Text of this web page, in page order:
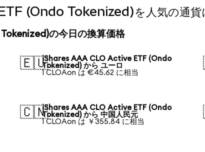
(Ondo Tokenized)を人気の通貨
の今日の換算価格
🇪🇺iShares AAA CLO Active ETF (Ondo
Tokenized) から ユーロ
1 CLOAon は €45.62 に相当
🇨🇳iShares AAA CLO Active ETF (Ondo
Tokenized) から 中国人民元
1 CLOAon は ￥355.84 に相当